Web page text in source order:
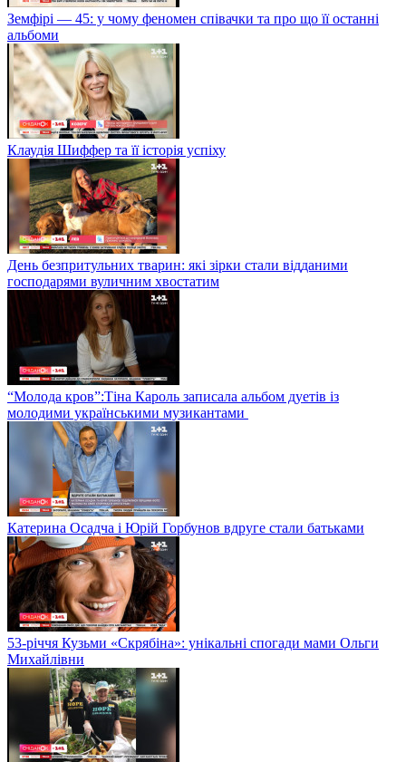
Земфірі — 45: у чому феномен співачки та про що її останні
альбоми
Клаудія Шиффер та її історія успіху
День безпритульних тварин: які зірки стали відданими
господарями вуличним хвостатим
“Молода кров”:Тіна Кароль записала альбом дуетів із
молодими українськими музикантами
Катерина Осадча і Юрій Горбунов вдруге стали батьками
53-річчя Кузьми «Скрябіна»: унікальні спогади мами Ольги
Михайлівни